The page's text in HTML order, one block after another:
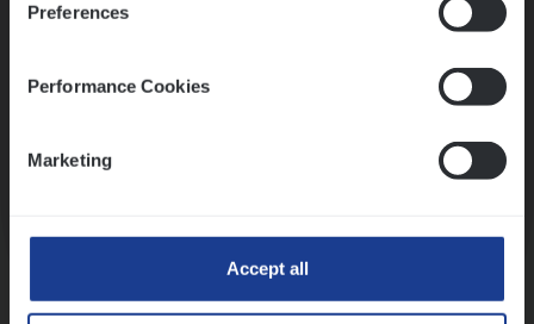
Preferences
Performance Cookies
Marketing
Accept all